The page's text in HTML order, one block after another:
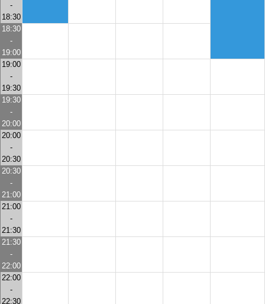
-
18:30
18:30
-
19:00
19:00
-
19:30
19:30
-
20:00
20:00
-
20:30
20:30
-
21:00
21:00
-
21:30
21:30
-
22:00
22:00
-
22:30